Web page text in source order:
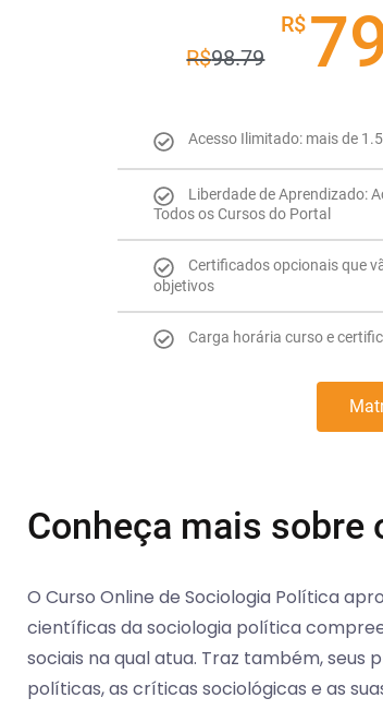
R$98.79
R$
Acesso Ilimitado: mais de
Liberdade de Aprendizado:
Todos os Cursos do Portal
Certificados opcionais que
objetivos
Carga horária curso e
Conheça mais sobre
O Curso Online de Sociologia Política
científicas da sociologia política
sociais na qual atua. Traz também, seus
políticas, as críticas sociológicas e as